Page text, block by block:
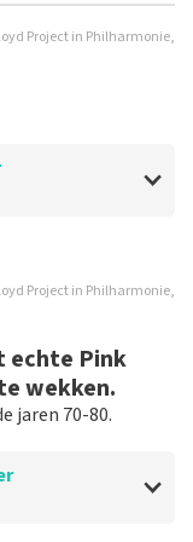
Project in Philharmonie,
Project in Philharmonie,
echte Pink
wekken.
jaren 70-80.